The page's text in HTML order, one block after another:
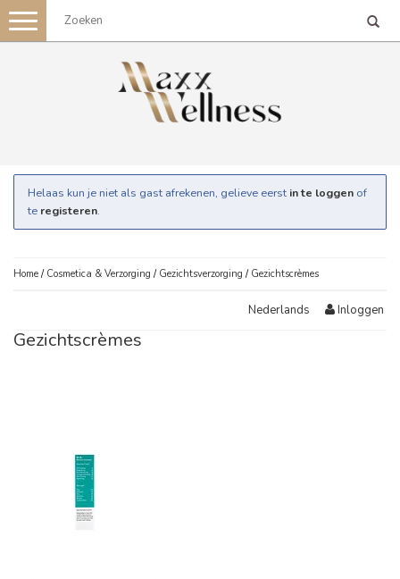
Toggle
navigation
Helaas kun je niet als gast afrekenen, gelieve eerst in te loggen of
te registeren.
Home / Cosmetica & Verzorging / Gezichtsverzorging / Gezichtscrèmes
Nederlands Inloggen
Gezichtscrèmes